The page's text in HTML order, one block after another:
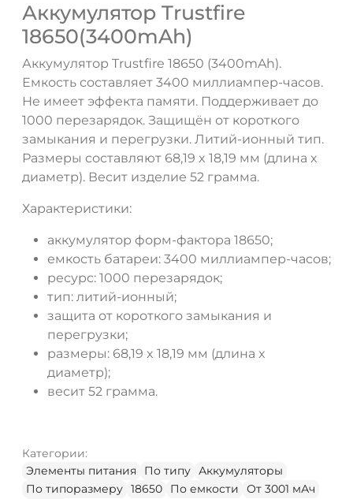
Аккумулятор Trustfire
18650(3400mAh)
Аккумулятор Trustfire 18650 (3400mAh).
Емкость составляет 3400 миллиампер-часов.
Не имеет эффекта памяти. Поддерживает до
1000 перезарядок. Защищён от короткого
замыкания и перегрузки. Литий-ионный тип.
Размеры составляют 68,19 x 18,19 мм (длина x
диаметр). Весит изделие 52 грамма.
Характеристики:
аккумулятор форм-фактора 18650;
емкость батареи: 3400 миллиампер-часов;
ресурс: 1000 перезарядок;
тип: литий-ионный;
защита от короткого замыкания и
перегрузки;
размеры: 68,19 x 18,19 мм (длина x
диаметр);
весит 52 грамма.
Категории:
Элементы питания
По типу Аккумуляторы
По типоразмеру 18650 По емкости
От 3001 мАч